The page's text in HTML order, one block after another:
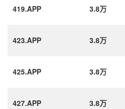
419.APP 3.8万
423.APP 3.8万
425.APP 3.8万
427.APP 3.8万